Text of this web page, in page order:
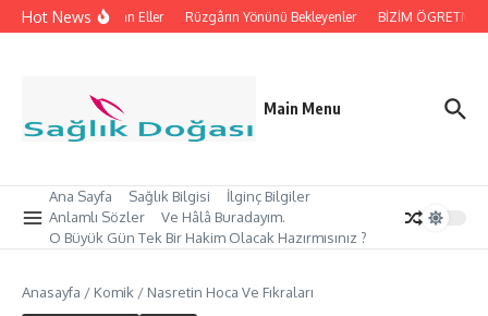
İçeriğe atla
Hot Newsİpleri Tutan Eller Rüzgârın Yönünü Bekleyenler BİZİM
Main Menu
Ana Sayfa Sağlık Bilgisi
İlginç Bilgiler
Anlamlı Sözler
Ve Hâlâ Buradayım.
O Büyük Gün Tek Bir Hakim Olacak Hazırmısınız ?
Anasayfa / Komik / Nasretin Hoca Ve Fıkraları